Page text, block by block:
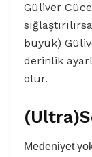
Güliver
büyük)
derinlik
olur.
Medeniyet